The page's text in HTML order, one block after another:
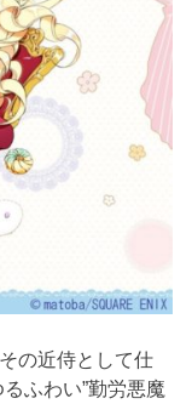
の近侍として仕
ふわい”勤労悪魔